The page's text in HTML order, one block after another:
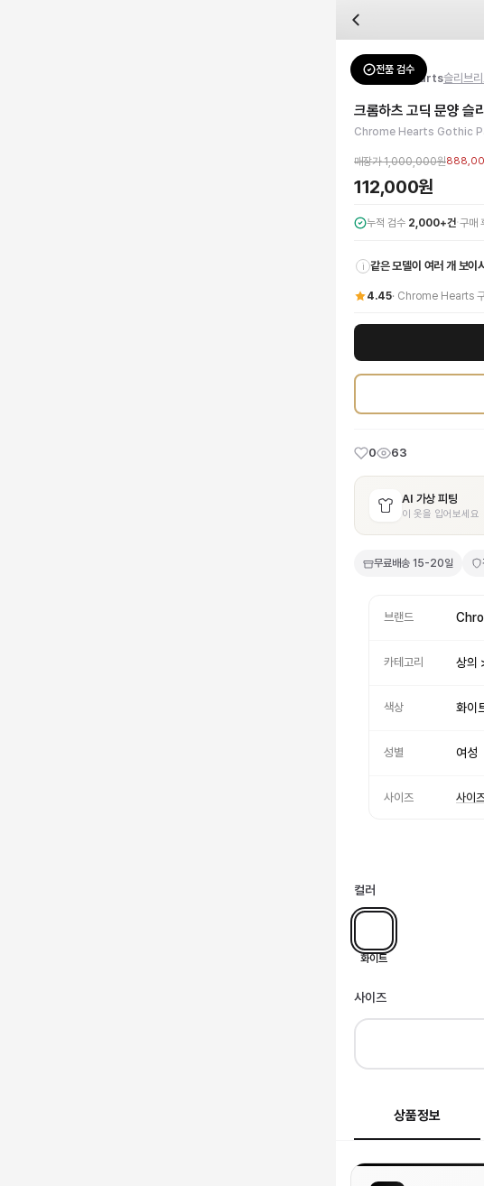
전문 스태프가 실물 상품을 직접 확인한 후 검수 사진을 제공합니다. 가죽 재질, 로고 각인, 스티
수령 후 7일 이내 신청하시면 상품 하자, 사이즈 불일치, 고객 변심 모두 교환·반품이 가능합니다.
네, 쿠폰과 적립금을 결제 시 함께 사용하실 수 있습니다. 적립금은 1,000원 이상부터 사용 가능합
상품 상세의 사이즈 정보를 참고해 선택하시고, 사이즈 선택이 어려우시면 카카오톡 1:1 상담으로
크롬하츠만의 독보적인 감각을 담아낸 여성 화이트 고딕 문양 슬리브리스로 럭셔리 스트리트 패
전품 검수
Chrome Hearts슬리브
크롬하츠 고딕 문양 슬
Chrome Hearts Gothic
매장가1,000,000원
112,000원
누적 검수 2,000+건·구매
i 같은 모델이 여러 개 보이
4.45· Chrome Hearts
0 63
AI 가상 피팅
이 옷을 입어보세요
무료배송 15-20일
브랜드
카테고리 상의
색상 화이
성별 여성
사이즈 사이
컬러
화이트
사이즈
상품정보